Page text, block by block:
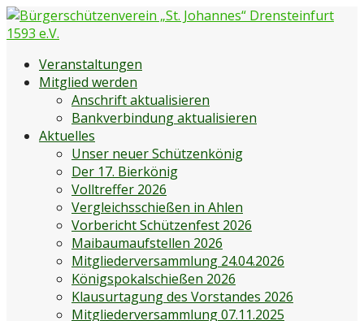
Zum
Inhalt
e.V.
Veranstaltungen
Mitglied werden
Anschrift aktualisieren
Bankverbindung aktualisieren
Aktuelles
Unser neuer Schützenkönig
Der 17. Bierkönig
Volltreffer 2026
Vergleichsschießen in Ahlen
Vorbericht Schützenfest 2026
Maibaumaufstellen 2026
Mitgliederversammlung 24.04.2026
Königspokalschießen 2026
Klausurtagung des Vorstandes 2026
Mitgliederversammlung 07.11.2025